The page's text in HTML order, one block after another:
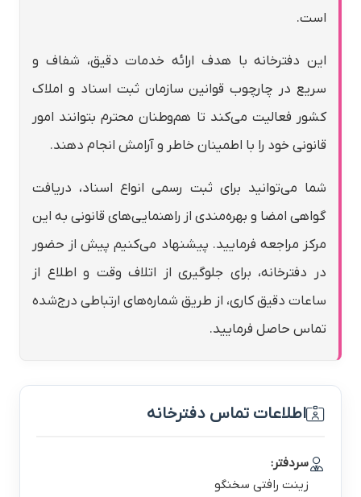
است.
این دفترخانه با هدف ارائه خدمات دقیق، شفاف و
سریع در چارچوب قوانین سازمان ثبت اسناد و املاک
کشور فعالیت می‌کند تا هم‌وطنان محترم بتوانند امور
قانونی خود را با اطمینان خاطر و آرامش انجام دهند.
شما می‌توانید برای ثبت رسمی انواع اسناد، دریافت
گواهی امضا و بهره‌مندی از راهنمایی‌های قانونی به این
مرکز مراجعه فرمایید. پیشنهاد می‌کنیم پیش از حضور
در دفترخانه، برای جلوگیری از اتلاف وقت و اطلاع از
ساعات دقیق کاری، از طریق شماره‌های ارتباطی درج‌شده
تماس حاصل فرمایید.
اطلاعات تماس دفترخانه
سردفتر:
زينت رافتي سخنگو